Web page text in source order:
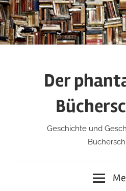
Zum
Inhalt
springen
Der
Geschichte und